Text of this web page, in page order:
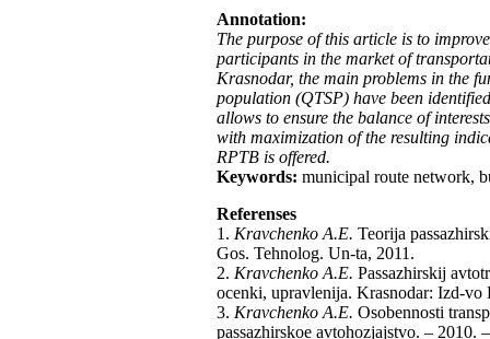
Annotation:
The purpose of this article is to
participants in the market of
Krasnodar, the main problems in the
population (QTSP) have been
allows to ensure the balance of
with maximization of the resulting
RPTB is offered.
Keywords: municipal route network,
Referenses
1. Kravchenko A.E. Teorija
Gos. Tehnolog. Un-ta, 2011.
2. Kravchenko A.E. Passazhirskij
ocenki, upravlenija. Krasnodar: Izd-
3. Kravchenko A.E. Osobennosti
passazhirskoe avtohozjajstvo. – 2010.